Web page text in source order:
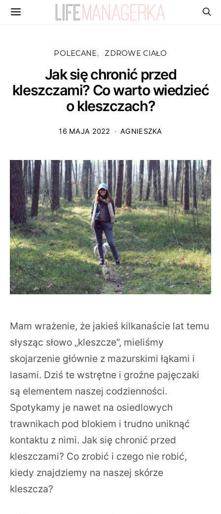
POLECANE ZDROWE CIAŁO
Jak się chronić przed
kleszczami? Co warto wiedzieć
o kleszczach?
16 MAJA 2022 AGNIESZKA
Mam wrażenie, że jakieś kilkanaście lat temu
słysząc słowo „kleszcze”, mieliśmy
skojarzenie głównie z mazurskimi łąkami i
lasami. Dziś te wstrętne i groźne pajęczaki
są elementem naszej codzienności.
Spotykamy je nawet na osiedlowych
trawnikach pod blokiem i trudno uniknąć
kontaktu z nimi. Jak się chronić przed
kleszczami? Co zrobić i czego nie robić,
kiedy znajdziemy na naszej skórze
kleszcza?